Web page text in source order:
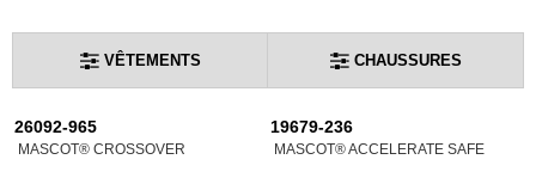
VÊTEMENTS CHAUSSURES
26092-965
MASCOT® CROSSOVER
19679-236
MASCOT® ACCELERATE SAFE